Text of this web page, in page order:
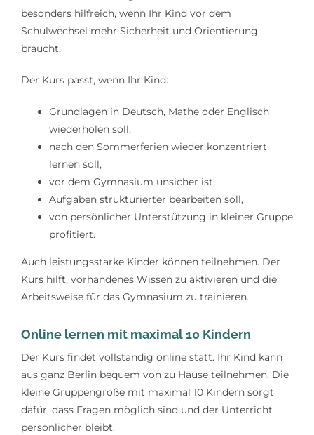
besonders hilfreich, wenn Ihr Kind vor dem
Schulwechsel mehr Sicherheit und Orientierung
braucht.
Der Kurs passt, wenn Ihr Kind:
Grundlagen in Deutsch, Mathe oder Englisch
wiederholen soll,
nach den Sommerferien wieder konzentriert
lernen soll,
vor dem Gymnasium unsicher ist,
Aufgaben strukturierter bearbeiten soll,
von persönlicher Unterstützung in kleiner Gruppe
profitiert.
Auch leistungsstarke Kinder können teilnehmen. Der
Kurs hilft, vorhandenes Wissen zu aktivieren und die
Arbeitsweise für das Gymnasium zu trainieren.
Online lernen mit maximal 10 Kindern
Der Kurs findet vollständig online statt. Ihr Kind kann
aus ganz Berlin bequem von zu Hause teilnehmen. Die
kleine Gruppengröße mit maximal 10 Kindern sorgt
dafür, dass Fragen möglich sind und der Unterricht
persönlicher bleibt.